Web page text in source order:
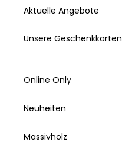
Aktuelle Angebote
Unsere Geschenkkarten
Online Only
Neuheiten
Massivholz